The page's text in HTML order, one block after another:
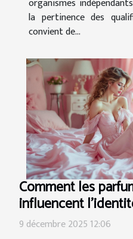
la pertinence des
convient de...
Comment les
influencent
9 décembre 2025 12:06